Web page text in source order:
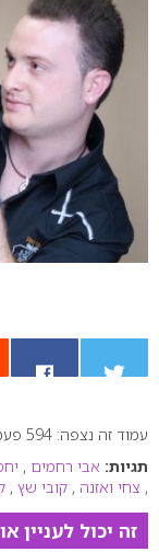
0עמוד זה נצפה: 594 פעמים
תגיות: אבי רחמים ,
, צחי ואזנה , קובי שץ ,
זה יכול לעניין